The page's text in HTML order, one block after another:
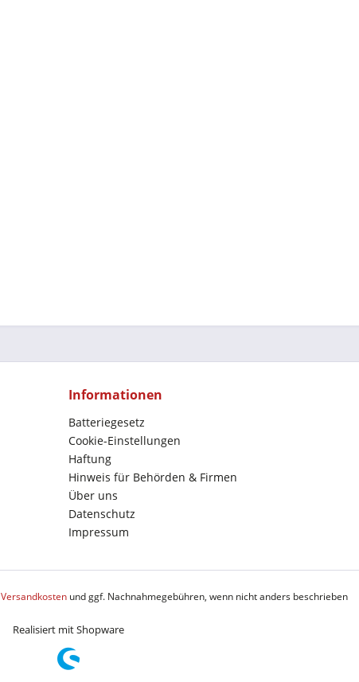
Informationen
Batteriegesetz
Cookie-Einstellungen
Haftung
Hinweis für Behörden & Firmen
Über uns
Datenschutz
Impressum
Versandkostenund ggf. Nachnahmegebühren, wenn nicht anders beschrieben
Realisiert mit Shopware